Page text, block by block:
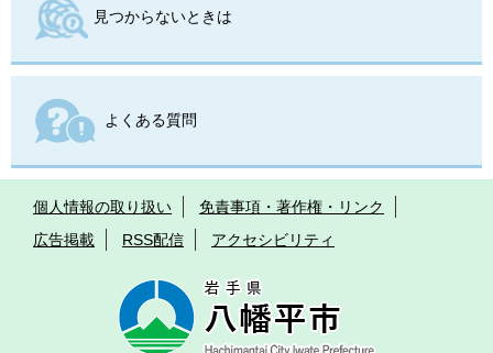
見つからないときは
よくある質問
個人情報の取り扱い
免責事項・著作権・リンク
広告掲載
RSS配信 アクセシビリティ